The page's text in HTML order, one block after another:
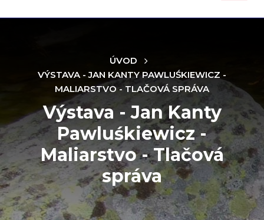
ÚVOD
VÝSTAVA - JAN KANTY PAWLUŚKIEWICZ -
MALIARSTVO - TLAČOVÁ SPRÁVA
Výstava - Jan Kanty
Pawluśkiewicz -
Maliarstvo - Tlačová
správa